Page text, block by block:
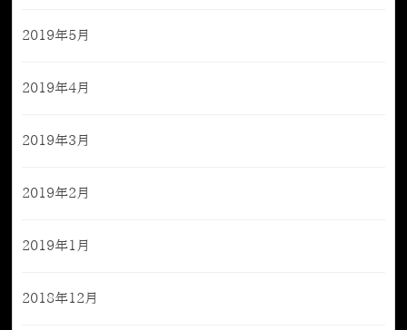
2019年5月
2019年4月
2019年3月
2019年2月
2019年1月
2018年12月